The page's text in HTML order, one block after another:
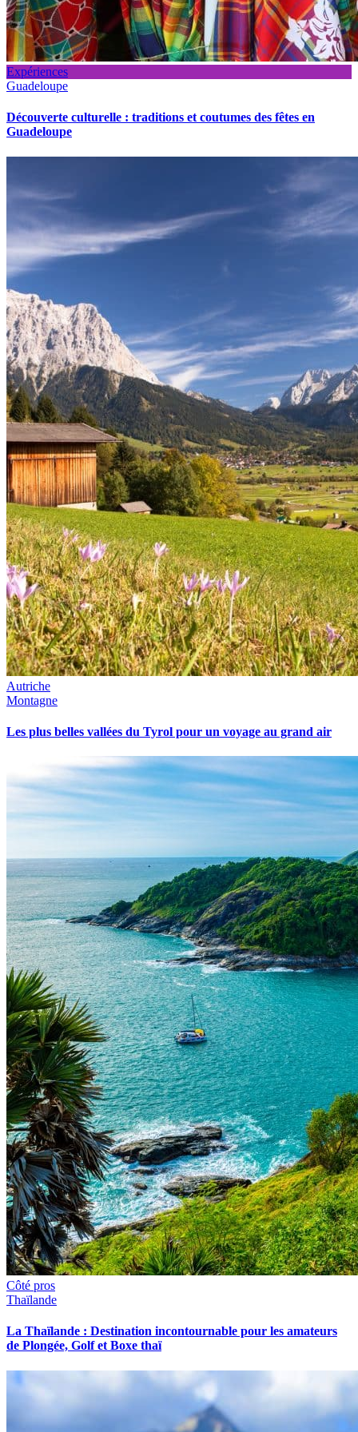
Expériences
Guadeloupe
Découverte culturelle : traditions et coutumes des fêtes en
Guadeloupe
Autriche
Montagne
Les plus belles vallées du Tyrol pour un voyage au grand air
Côté pros
Thaïlande
La Thaïlande : Destination incontournable pour les amateurs
de Plongée, Golf et Boxe thaï